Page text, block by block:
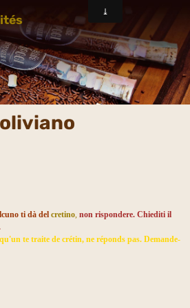
ti dà del cretino non rispondere. Chiediti il
te traite de crétin, ne réponds pas. Demande-